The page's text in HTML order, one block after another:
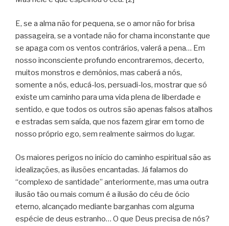
E, se a alma não for pequena, se o amor não for brisa
passageira, se a vontade não for chama inconstante que
se apaga com os ventos contrários, valerá a pena… Em
nosso inconsciente profundo encontraremos, decerto,
muitos monstros e demônios, mas caberá a nós,
somente a nós, educá-los, persuadi-los, mostrar que só
existe um caminho para uma vida plena de liberdade e
sentido, e que todos os outros são apenas falsos atalhos
e estradas sem saída, que nos fazem girar em torno de
nosso próprio ego, sem realmente sairmos do lugar.
Os maiores perigos no início do caminho espiritual são as
idealizações, as ilusões encantadas. Já falamos do
“complexo de santidade” anteriormente, mas uma outra
ilusão tão ou mais comum é a ilusão do céu de ócio
eterno, alcançado mediante barganhas com alguma
espécie de deus estranho… O que Deus precisa de nós?